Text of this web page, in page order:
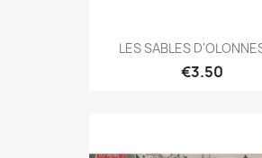
LES SABLES
€3.50